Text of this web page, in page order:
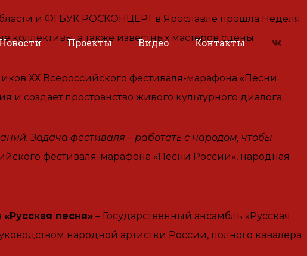
Проекты Видео Контакты
и ФГБУК РОСКОНЦЕРТ в Ярославле прошла Неделя
коллективы, а также известных мастеров сцены.
ХХ Всероссийского фестиваля-марафона «Песни
и создает пространство живого культурного диалога.
Задача фестиваля – работать с народом, чтобы
фестиваля-марафона «Песни России», народная
«Русская песня» – Государственный ансамбль «Русская
народной артистки России, полного кавалера